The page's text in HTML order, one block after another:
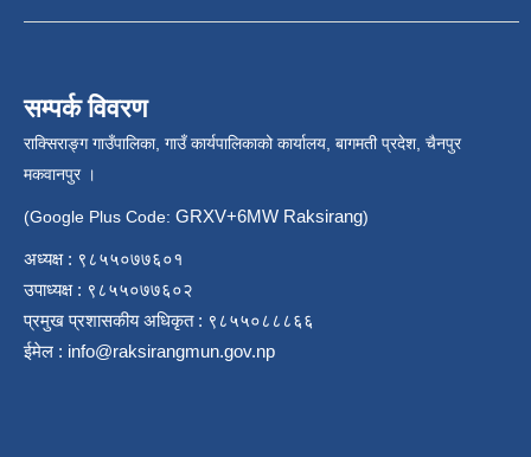
सम्पर्क विवरण
राक्सिराङ्ग गाउँपालिका, गाउँ कार्यपालिकाको कार्यालय, बागमती प्रदेश, चैनपुर
मकवानपुर ।
(Google Plus Code: GRXV+6MW Raksirang)
अध्यक्ष : ९८५५०७७६०१
उपाध्यक्ष : ९८५५०७७६०२
प्रमुख प्रशासकीय अधिकृत : ९८५५०८८८६६
ईमेल : info@raksirangmun.gov.np